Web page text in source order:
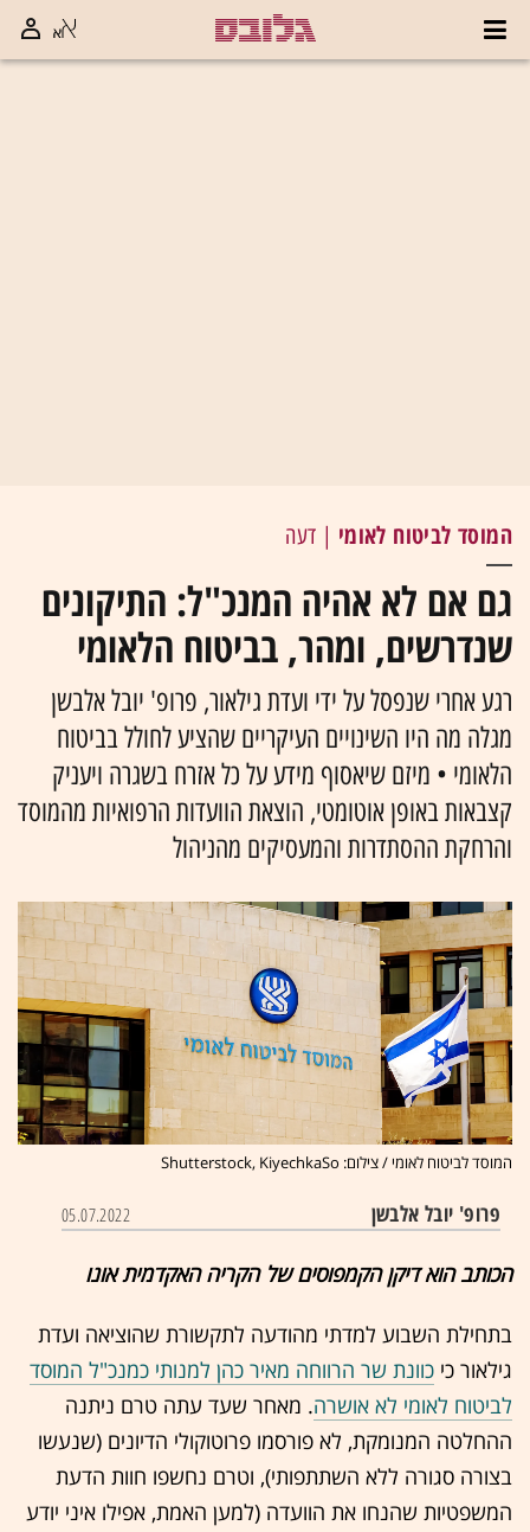
המוסד לביטוח לאומי | דעה
גם אם לא אהיה המנכ"ל: התיקונים
שנדרשים, ומהר, בביטוח הלאומי
רגע אחרי שנפסל על ידי ועדת גילאור, פרופ' יובל אלבשן
מגלה מה היו השינויים העיקריים שהציע לחולל בביטוח
הלאומי • מיזם שיאסוף מידע על כל אזרח בשגרה ויעניק
קצבאות באופן אוטומטי, הוצאת הוועדות הרפואיות מהמוסד
והרחקת ההסתדרות והמעסיקים מהניהול
המוסד לביטוח לאומי / צילום: Shutterstock, KiyechkaSo
פרופ' יובל אלבשן 05.07.2022
הכותב הוא דיקן הקמפוסים של הקריה האקדמית אונו
בתחילת השבוע למדתי מהודעה לתקשורת שהוציאה ועדת
גילאור כי כוונת שר הרווחה מאיר כהן למנותי כמנכ"ל המוסד
לביטוח לאומי לא אושרה. מאחר שעד עתה טרם ניתנה
ההחלטה המנומקת, לא פורסמו פרוטוקולי הדיונים (שנעשו
בצורה סגורה ללא השתתפותי), וטרם נחשפו חוות הדעת
המשפטיות שהנחו את הוועדה (למען האמת, אפילו איני יודע